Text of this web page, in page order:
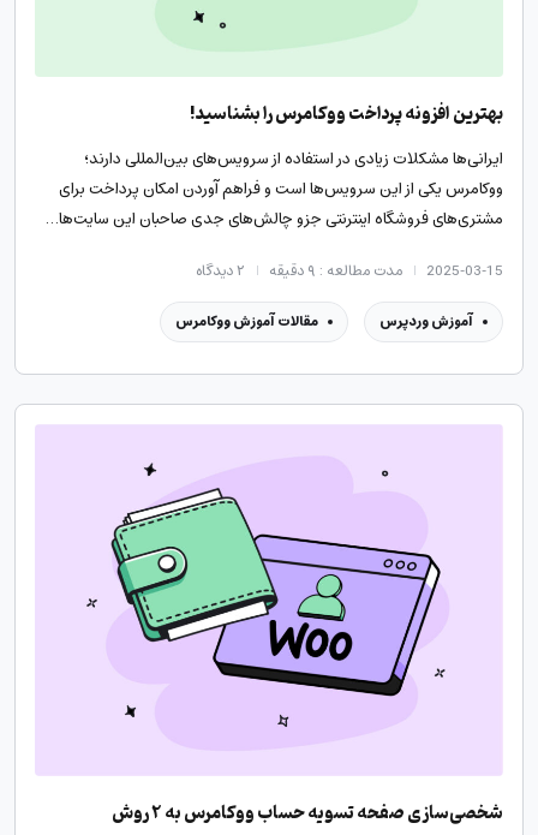
بهترین افزونه پرداخت ووکامرس را بشناسید!
ایرانی‌ها مشکلات زیادی در استفاده از سرویس‌های بین‌المللی دارند؛
ووکامرس یکی از این سرویس‌ها است و فراهم آوردن امکان پرداخت برای
مشتری‌های فروشگاه اینترنتی جزو چالش‌های جدی صاحبان این سایت‌ها…
2025-03-15 مدت مطالعه : ۹ دقیقه ۲دیدگاه
آموزش وردپرس مقالات آموزش ووکامرس
شخصی‌سازی صفحه تسویه حساب ووکامرس به ۲ روش